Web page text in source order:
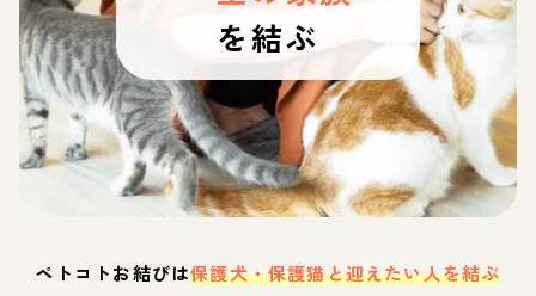
を結ぶ
ペトコトお結びは保護犬・保護猫と迎えたい人を結ぶ